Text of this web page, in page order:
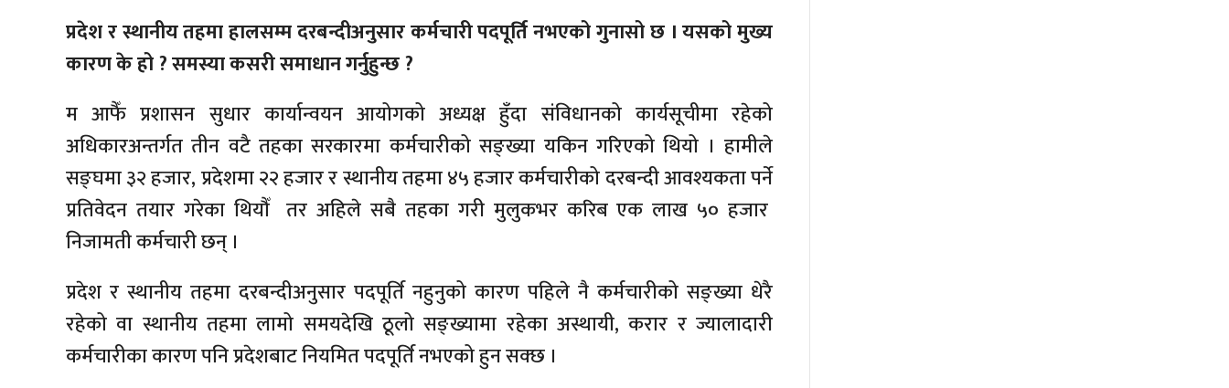
प्रदेश र स्थानीय तहमा हालसम्म दरबन्दीअनुसार कर्मचारी पदपूर्ति नभएको गुनासो छ । यसको मुख्य
कारण के हो ? समस्या कसरी समाधान गर्नुहुन्छ ?
म आफैँ प्रशासन सुधार कार्यान्वयन आयोगको अध्यक्ष हुँदा संविधानको कार्यसूचीमा रहेको
अधिकारअन्तर्गत तीन वटै तहका सरकारमा कर्मचारीको सङ्ख्या यकिन गरिएको थियो । हामीले
सङ्घमा ३२ हजार, प्रदेशमा २२ हजार र स्थानीय तहमा ४५ हजार कर्मचारीको दरबन्दी आवश्यकता पर्ने
प्रतिवेदन तयार गरेका थियौँ तर अहिले सबै तहका गरी मुलुकभर करिब एक लाख ५० हजार
निजामती कर्मचारी छन् ।
प्रदेश र स्थानीय तहमा दरबन्दीअनुसार पदपूर्ति नहुनुको कारण पहिले नै कर्मचारीको सङ्ख्या धेरै
रहेको वा स्थानीय तहमा लामो समयदेखि ठूलो सङ्ख्यामा रहेका अस्थायी, करार र ज्यालादारी
कर्मचारीका कारण पनि प्रदेशबाट नियमित पदपूर्ति नभएको हुन सक्छ ।